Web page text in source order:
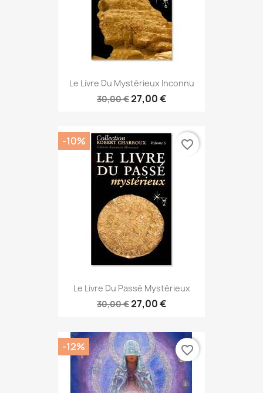
Le Livre Du Mystérieux Inconnu
30,00 €27,00 €
Le Livre Du Passé Mystérieux
30,00 €27,00 €
-10% favorite_border
-12% favorite_border